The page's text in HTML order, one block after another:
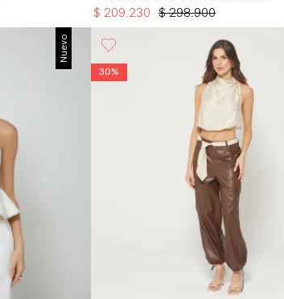
$ 298.900
$ 209.230
Nuevo
30%